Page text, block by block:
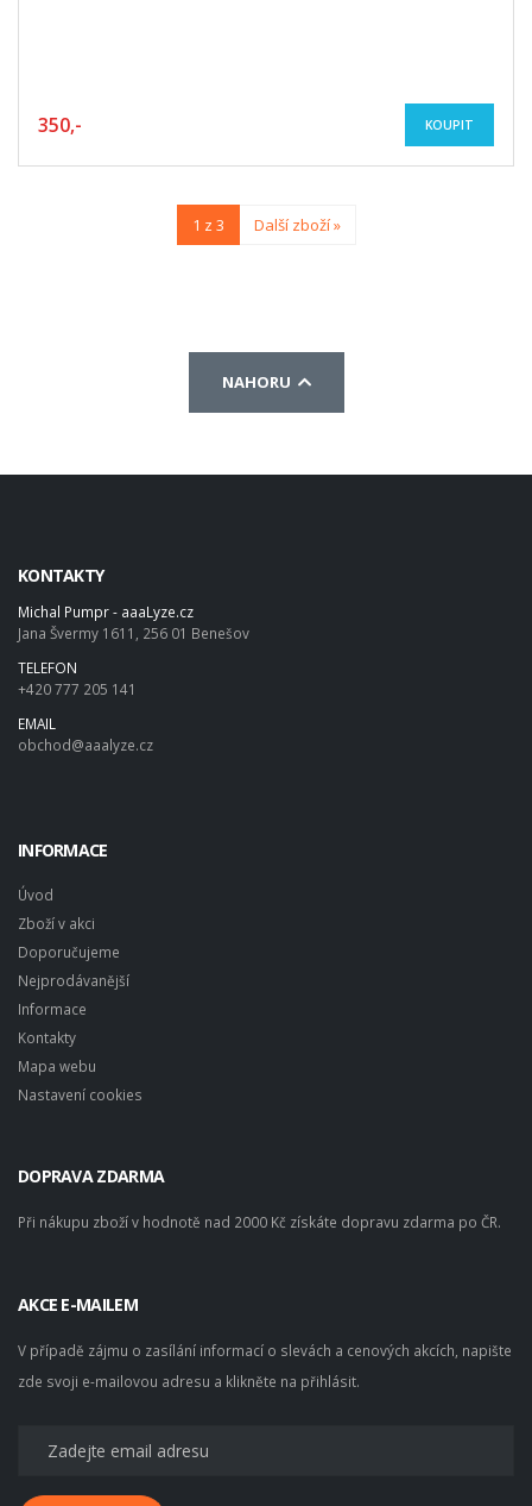
350,- KOUPIT
1 z 3 Další zboží »
NAHORU
KONTAKTY
Michal Pumpr - aaaLyze.cz
Jana Švermy 1611, 256 01 Benešov
TELEFON
+420 777 205 141
EMAIL
obchod@aaalyze.cz
INFORMACE
Úvod
Zboží v akci
Doporučujeme
Nejprodávanější
Informace
Kontakty
Mapa webu
Nastavení cookies
DOPRAVA ZDARMA
Při nákupu zboží v hodnotě nad 2000 Kč získáte dopravu zdarma po ČR.
AKCE E-MAILEM
V případě zájmu o zasílání informací o slevách a cenových akcích, napište
zde svoji e-mailovou adresu a klikněte na přihlásit.